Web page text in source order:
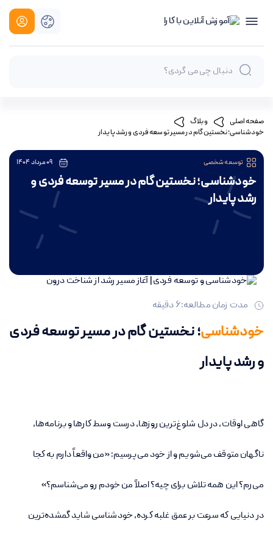
صفحه اصلی
وبلاگ
خودشناسی؛ نخستین گام در مسیر توسعه فردی و رشد پایدار
توسعه شخصی 09 مرداد 1404
خودشناسی؛ نخستین گام در مسیر توسعه فردی و
رشد پایدار
مدت زمان مطالعه:6دقیقه
خودشناسی؛ نخستین گام در مسیر توسعه فردی
و رشد پایدار
گاهی اوقات، در دل شلوغ‌ترین روزها، درست وسط کارها و برنامه‌ها،
ناگهان متوقف می‌شویم و از خود می‌پرسیم: «من واقعاً دارم به کجا
می‌رم؟ این همه تلاش برای چیه؟ اصلاً من خودم رو می‌شناسم؟»
در دنیایی که سرعت بر عمق غلبه کرده، خودشناسی شاید گمشده‌ترین